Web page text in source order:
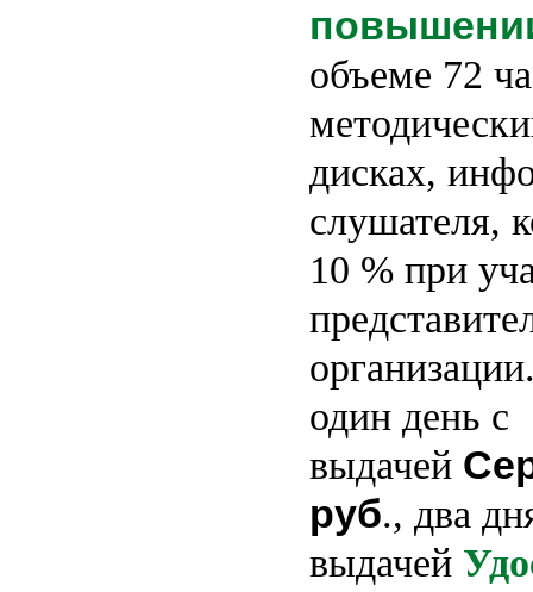
объеме 72
дисках,
слушателя,
10 % при
один день с
выдачей
руб., два
выдачей